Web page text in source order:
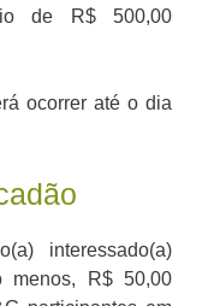
de R$ 500,00
ocorrer até o dia
interessado(a)
menos, R$ 50,00